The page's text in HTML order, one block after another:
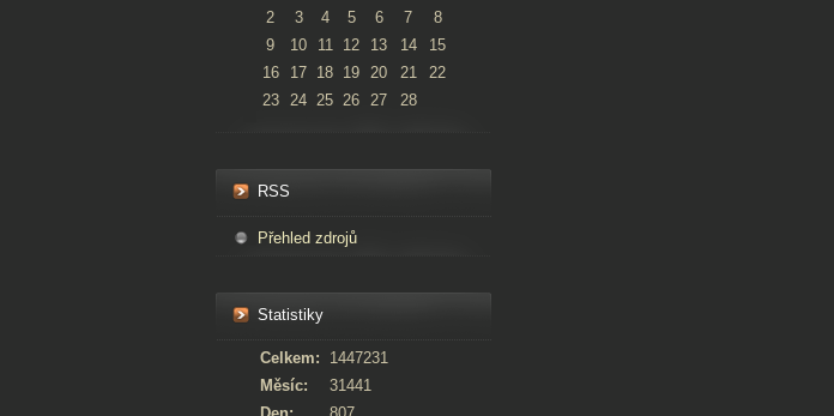
2
3 4 5 6 7
8
9
10 11 12 13 14
15
16
17 18 19 20 21
22
23
24 25 26 27 28
RSS
Přehled zdrojů
Statistiky
Celkem:
1447231
Měsíc:
31441